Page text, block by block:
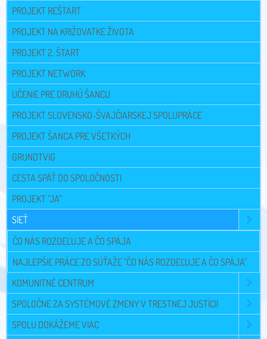
PROJEKT REŠTART
PROJEKT NA KRIŽOVATKE ŽIVOTA
PROJEKT 2. ŠTART
PROJEKT NETWORK
UČENIE PRE DRUHÚ ŠANCU
PROJEKT SLOVENSKO-ŠVAJČIARSKEJ SPOLUPRÁCE
PROJEKT ŠANCA PRE VŠETKÝCH
GRUNDTVIG
CESTA SPÄŤ DO SPOLOČNOSTI
PROJEKT "JA"
SIEŤ
ČO NÁS ROZDEĽUJE A ČO SPÁJA
NAJLEPŠIE PRÁCE ZO SÚŤAŽE "ČO NÁS ROZDEĽUJE A ČO SPÁJA"
KOMUNITNÉ CENTRUM
SPOLOČNE ZA SYSTÉMOVÉ ZMENY V TRESTNEJ JUSTÍCII
SPOLU DOKÁŽEME VIAC